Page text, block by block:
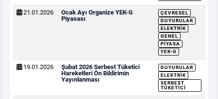
21.01.2026
Ocak Ayı Organize YEK-G
Piyasası
ÇEVRESEL
DUYURULAR
ELEKTRIK
GENEL
PIYASA
YEK-G
19.01.2026
Şubat 2026 Serbest Tüketici
Hareketleri Ön Bildirimin
Yayınlanması
DUYURULAR
ELEKTRIK
SERBEST
TÜKETICI